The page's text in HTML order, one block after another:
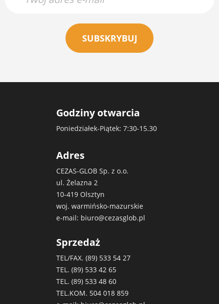
SUBSKRYBUJ
Godziny otwarcia
Poniedziałek-Piątek: 7:30-15.30
Adres
CEZAS-GLOB Sp. z o.o.
ul. Żelazna 2
10-419 Olsztyn
woj. warmińsko-mazurskie
e-mail: biuro@cezasglob.pl
Sprzedaż
TEL/FAX. (89) 533 54 27
TEL. (89) 533 42 65
TEL. (89) 533 48 60
TEL.KOM. 504 018 859